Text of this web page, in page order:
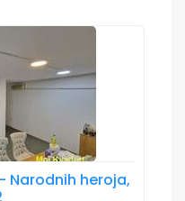
Narodnih heroja,